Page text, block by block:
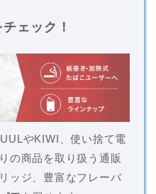
ェック！
やKIWI、使い捨て電
の商品を取り扱う通販
ッジ、豊富なフレーバ